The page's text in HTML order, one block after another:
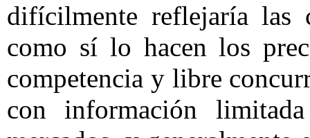
difícilmente reflejaría las
como sí lo hacen los
competencia y libre
con información